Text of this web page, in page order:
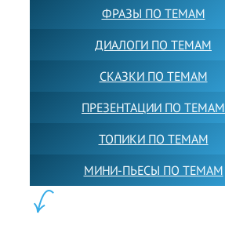
ФРАЗЫ ПО ТЕМАМ
ДИАЛОГИ ПО ТЕМАМ
СКАЗКИ ПО ТЕМАМ
ПРЕЗЕНТАЦИИ ПО ТЕМАМ
ТОПИКИ ПО ТЕМАМ
МИНИ-ПЬЕСЫ ПО ТЕМАМ